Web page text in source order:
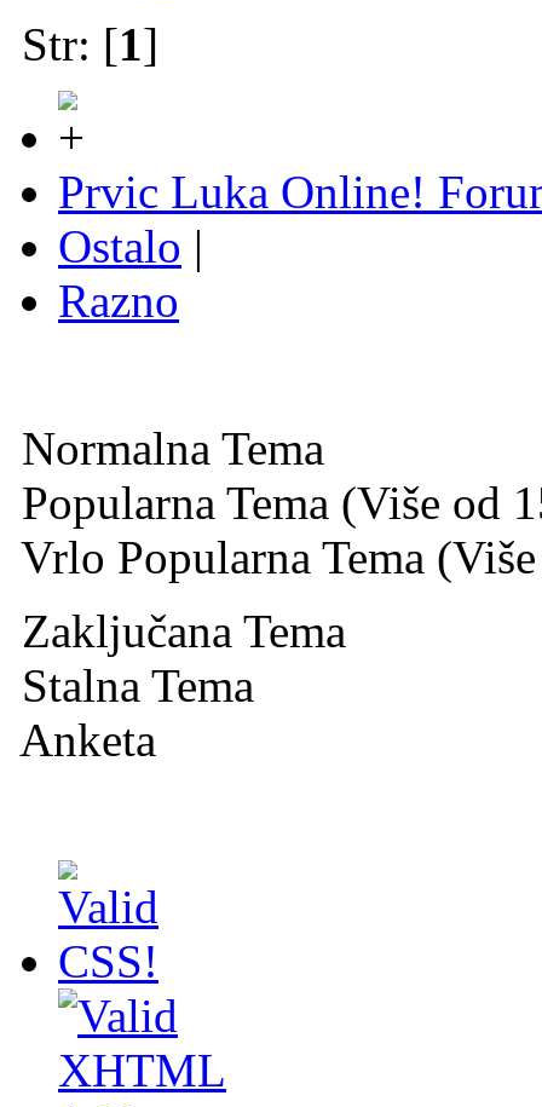
Str: [1]
Prvic Luka Online!
Ostalo |
Razno
Normalna Tema
Popularna Tema (Više od
Vrlo Popularna Tema
Zaključana Tema
Stalna Tema
Anketa